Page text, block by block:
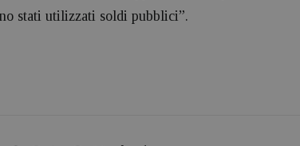
stati utilizzati soldi pubblici”.